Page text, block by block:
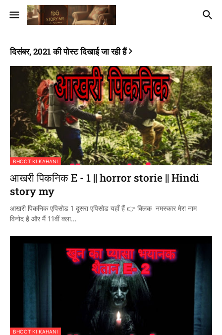
दिसंबर, 2021 की पोस्ट दिखाई जा रही हैं
BHOOT KI KAHANI
आखरी पिकनिक E - 1 || horror storie || Hindi
story my
आखरी पिकनिक एपिसोड 1 दूसरा एपिसोड यहाँ हैं 👉 क्लिक नमस्कार मेरा नाम
विनोद है और मैं 11वीं क्ला…
BHOOT KI KAHANI